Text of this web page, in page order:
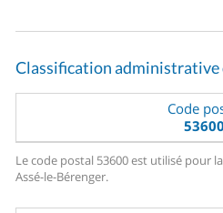
Classification administrative
Code
53600
Le code postal 53600 est utilisé pour
Assé-le-Bérenger.